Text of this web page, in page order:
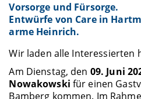
Vorsorge und Fürsorge.
Entwürfe von Care in
arme Heinrich.
Wir laden alle Interessierten
Am Dienstag, den 09. Juni
Nowakowski für einen
Bamberg kommen. Im